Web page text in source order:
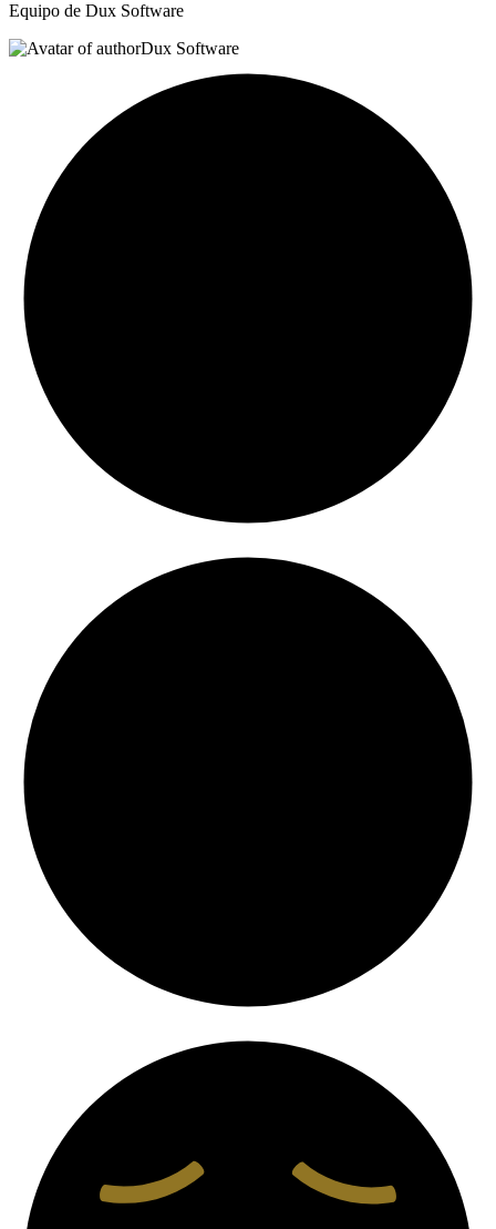
Equipo de Dux Software
Dux Software